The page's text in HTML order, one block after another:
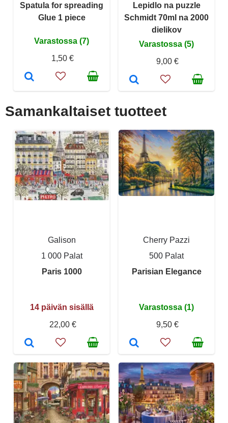
Spatula for spreading
Glue 1 piece
Varastossa (7)
1,50 €
Lepidlo na puzzle
Schmidt 70ml na 2000
dielikov
Varastossa (5)
9,00 €
Samankaltaiset tuotteet
Galison
1 000 Palat
Paris 1000
14 päivän sisällä
22,00 €
Cherry Pazzi
500 Palat
Parisian Elegance
Varastossa (1)
9,50 €